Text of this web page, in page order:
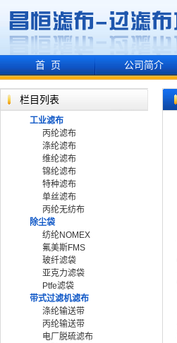
首 页 公司简介
栏目列表
工业滤布
丙纶滤布
涤纶滤布
维纶滤布
锦纶滤布
特种滤布
单丝滤布
丙纶无纺布
除尘袋
纺纶NOMEX
氟美斯FMS
玻纤滤袋
亚克力滤袋
Ptfe滤袋
带式过滤机滤布
涤纶输送带
丙纶输送带
电厂脱硫滤布